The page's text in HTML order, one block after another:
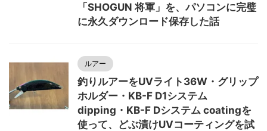
「SHOGUN 将軍」を、パソコンに完璧
に永久ダウンロード保存した話
ルアー
釣りルアーをUVライト36W・グリップ
ホルダー・KB-F D1システム
dipping・KB-F Dシステム coatingを
使って、どぶ漬けUVコーティングを試